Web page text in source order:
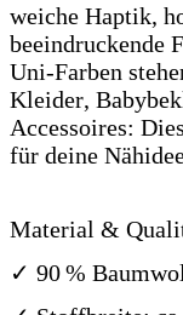
weiche Haptik,
beeindruckende
Uni-Farben
Kleider,
Accessoires:
für deine
Material &
✓ 90 %